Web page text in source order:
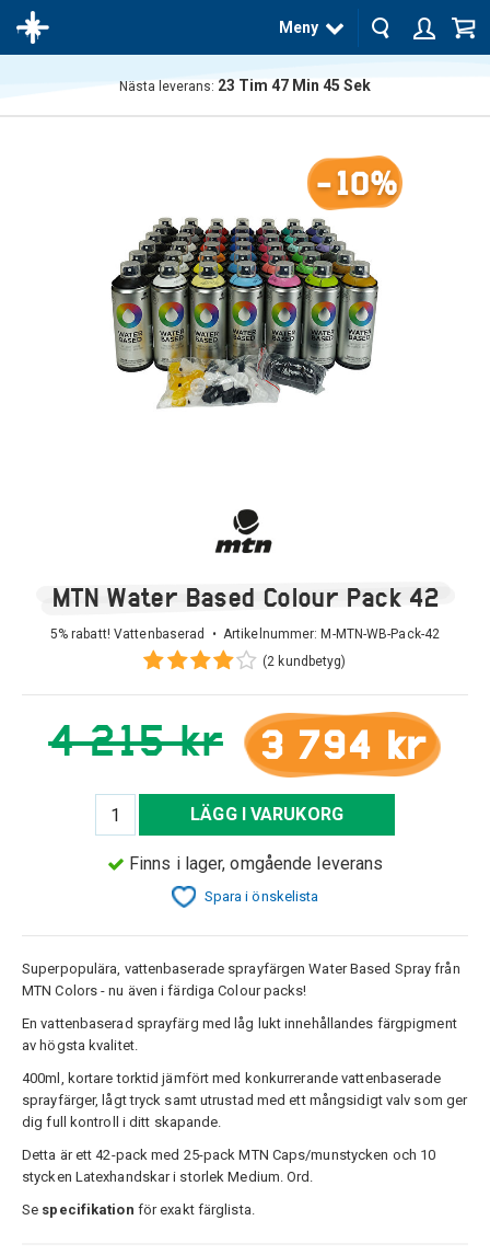
Meny
Nästa leverans: 23 Tim 47 Min 44 Sek
-10%
MTN Water Based Colour Pack 42
5% rabatt! Vattenbaserad • Artikelnummer: M-MTN-WB-Pack-42
(2 kundbetyg)
4 215 kr 3 794 kr
LÄGG I VARUKORG
Finns i lager, omgående leverans
Spara i önskelista
Superpopulära, vattenbaserade sprayfärgen Water Based Spray från
MTN Colors - nu även i färdiga Colour packs!
En vattenbaserad sprayfärg med låg lukt innehållandes färgpigment
av högsta kvalitet.
400ml, kortare torktid jämfört med konkurrerande vattenbaserade
sprayfärger, lågt tryck samt utrustad med ett mångsidigt valv som ger
dig full kontroll i ditt skapande.
Detta är ett 42-pack med 25-pack MTN Caps/munstycken och 10
stycken Latexhandskar i storlek Medium. Ord.
Se specifikation för exakt färglista.